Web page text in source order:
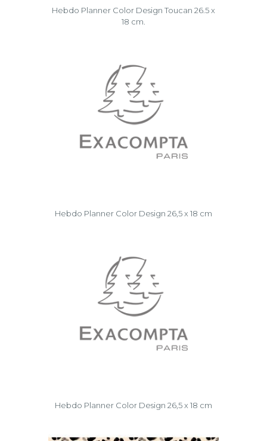
Hebdo Planner Color Design Toucan 26.5 x
18 cm.
Hebdo Planner Color Design 26,5 x 18 cm
Hebdo Planner Color Design 26,5 x 18 cm